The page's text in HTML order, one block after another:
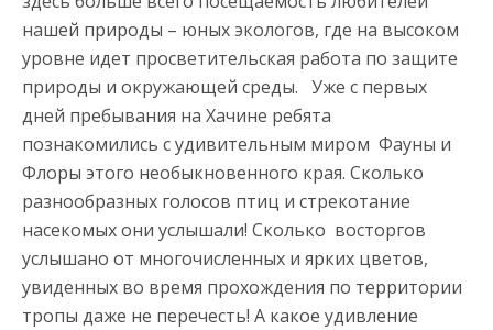
нашей природы – юных экологов, где на высоком
уровне идет просветительская работа по защите
природы и окружающей среды. Уже с первых
дней пребывания на Хачине ребята
познакомились с удивительным миром Фауны и
Флоры этого необыкновенного края. Сколько
разнообразных голосов птиц и стрекотание
насекомых они услышали! Сколько восторгов
услышано от многочисленных и ярких цветов,
увиденных во время прохождения по территории
тропы даже не перечесть! А какое удивление